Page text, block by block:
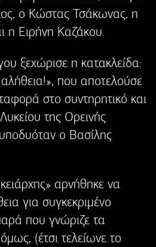
ο Κώστας Τσάκωνας, η
η Ειρήνη Καζάκου.
ξεχώρισε η κατακλείδα:
που αποτελούσε
στο συντηρητικό και
της Ορεινής
ο Βασίλης
αρνήθηκε να
για συγκεκριμένο
που γνώριζε τα
(έτσι τελείωνε το